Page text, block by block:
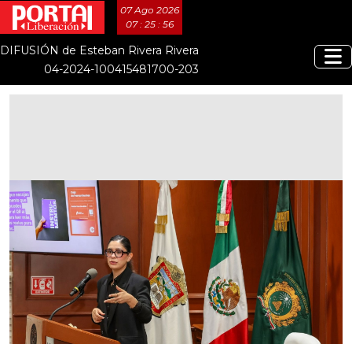
07 Ago 2026
07 : 25 : 57
DIFUSIÓN de Esteban Rivera Rivera
04-2024-100415481700-203